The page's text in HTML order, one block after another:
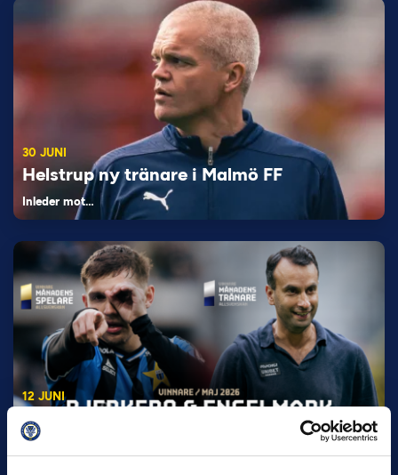
30 JUNI
Helstrup ny tränare i Malmö FF
Inleder mot…
12 JUNI
Favorit i repris för Sirius i maj
Samma vinnare som i…